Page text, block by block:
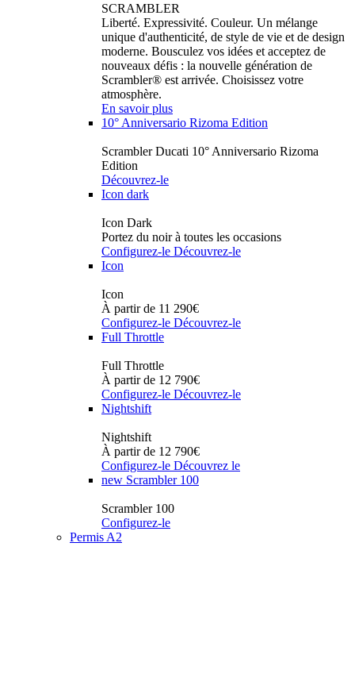
SCRAMBLER
Liberté. Expressivité. Couleur. Un mélange
unique d'authenticité, de style de vie et de design
moderne. Bousculez vos idées et acceptez de
nouveaux défis : la nouvelle génération de
Scrambler® est arrivée. Choisissez votre
atmosphère.
En savoir plus
10° Anniversario Rizoma Edition
Scrambler Ducati 10° Anniversario Rizoma
Edition
Découvrez-le
Icon dark
Icon Dark
Portez du noir à toutes les occasions
Configurez-le Découvrez-le
Icon
Icon
À partir de 11 290€
Configurez-le Découvrez-le
Full Throttle
Full Throttle
À partir de 12 790€
Configurez-le Découvrez-le
Nightshift
Nightshift
À partir de 12 790€
Configurez-le Découvrez le
new Scrambler 100
Scrambler 100
Configurez-le
Permis A2